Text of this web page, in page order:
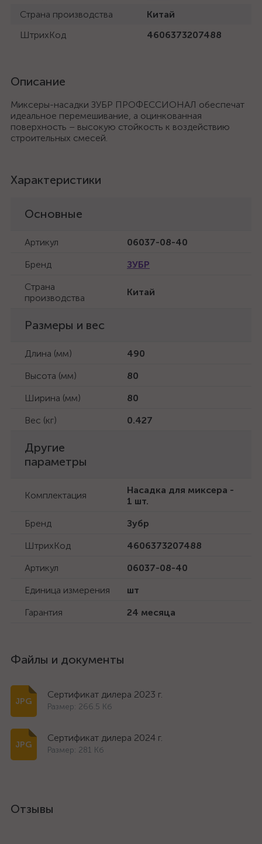
Страна производства
Китай
ШтрихКод
4606373207488
Описание
Миксеры-насадки ЗУБР ПРОФЕССИОНАЛ обеспечат
идеальное перемешивание, а оцинкованная
поверхность – высокую стойкость к воздействию
строительных смесей.
Характеристики
Основные
Артикул
06037-08-40
Бренд
ЗУБР
Страна
производства
Китай
Размеры и вес
Длина (мм)
490
Высота (мм)
80
Ширина (мм)
80
Вес (кг)
0.427
Другие
параметры
Комплектация
Насадка для миксера -
1 шт.
Бренд
Зубр
ШтрихКод
4606373207488
Артикул
06037-08-40
Единица измерения
шт
Гарантия
24 месяца
Файлы и документы
Сертификат дилера 2023 г.
Размер: 266.5 Кб
Сертификат дилера 2024 г.
Размер: 281 Кб
Отзывы